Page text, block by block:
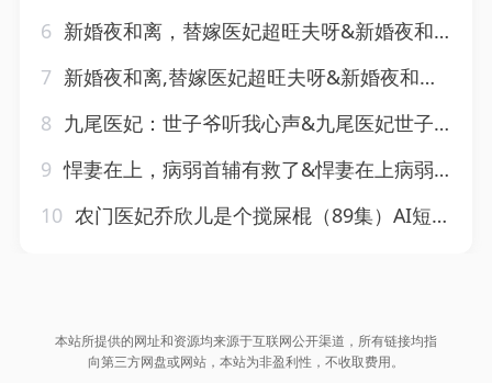
6 新婚夜和离，替嫁医妃超旺夫呀&新婚夜和离替嫁医妃超旺夫呀（95集）AI短剧
7 新婚夜和离,替嫁医妃超旺夫呀&新婚夜和离替嫁医妃超旺夫呀（82集）AI短剧
8 九尾医妃：世子爷听我心声&九尾医妃世子爷听我心声（96集）AI短剧
9 悍妻在上，病弱首辅有救了&悍妻在上病弱首辅有救了（40集）AI短剧
10 农门医妃乔欣儿是个搅屎棍（89集）AI短剧
本站所提供的网址和资源均来源于互联网公开渠道，所有链接均指
向第三方网盘或网站，本站为非盈利性，不收取费用。